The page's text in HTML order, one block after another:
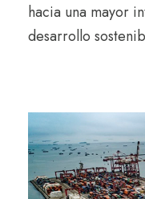
hacia una mayor
desarrollo